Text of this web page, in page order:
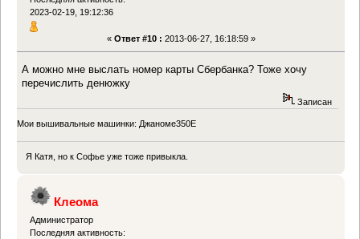
2023-02-19, 19:12:36
« Ответ #10 : 2013-06-27, 16:18:59 »
А можно мне выслать номер карты Сбербанка? Тоже хочу
перечислить денюжку
Записан
Мои вышивальные машинки: Джаноме350Е
Я Катя, но к Софье уже тоже привыкла.
Клеома
Администратор
Последняя активность: